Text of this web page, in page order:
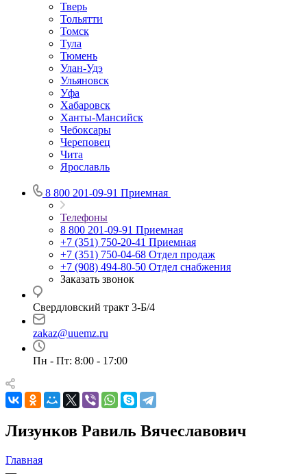
Тверь
Тольятти
Томск
Тула
Тюмень
Улан-Удэ
Ульяновск
Уфа
Хабаровск
Ханты-Мансийск
Чебоксары
Череповец
Чита
Ярославль
8 800 201-09-91 Приемная
Телефоны
8 800 201-09-91 Приемная
+7 (351) 750-20-41 Приемная
+7 (351) 750-04-68 Отдел продаж
+7 (908) 494-80-50 Отдел снабжения
Заказать звонок
Свердловский тракт 3-Б/4
zakaz@uuemz.ru
Пн - Пт: 8:00 - 17:00
Лизунков Равиль Вячеславович
Главная
—